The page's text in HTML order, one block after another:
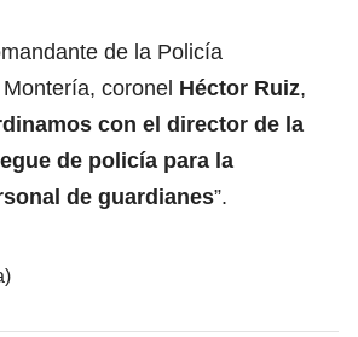
de la Policía
coronel Héctor Ruiz,
con el director de la
de policía para la
de guardianes”.